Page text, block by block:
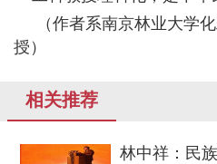
（作者系南京林业大学化
授）
相关推荐
林中祥：民